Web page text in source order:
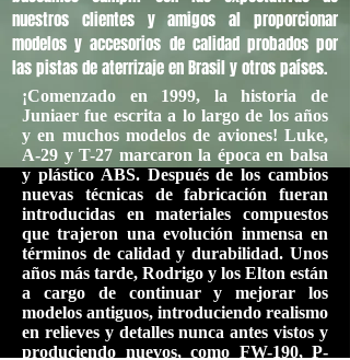
nuestros clientes y amigos al proporcionar
modelos y accesorios de calidad probados por
las pistas de aterrizaje en Brasil y otros países.
¡Comenzado en 1999, la historia de
Juniaer fue escrita a lo largo de los años
y en muchos modelos de aviones! Luke,
A-29 y T-27 marcaron la época en balsa
y plástico ABS. Después de los cambios
nuevas técnicas de fabricación fueran
introducidas en materiales compuestos
que trajeron una evolución inmensa en
términos de calidad y durabilidad. Unos
años más tarde, Rodrigo y los Elton están
a cargo de continuar y mejorar los
modelos antiguos, introduciendo realismo
en relieves y detalles nunca antes vistos y
produciendo nuevos, como FW-190, P-